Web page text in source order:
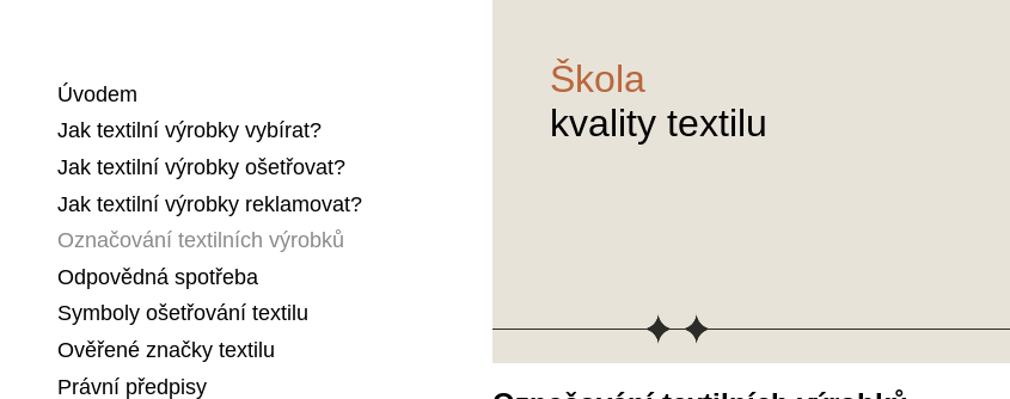
Úvodem
Jak textilní výrobky vybírat?
Jak textilní výrobky ošetřovat?
Jak textilní výrobky reklamovat?
Označování textilních výrobků
Odpovědná spotřeba
Symboly ošetřování textilu
Ověřené značky textilu
Právní předpisy
Škola
kvality textilu